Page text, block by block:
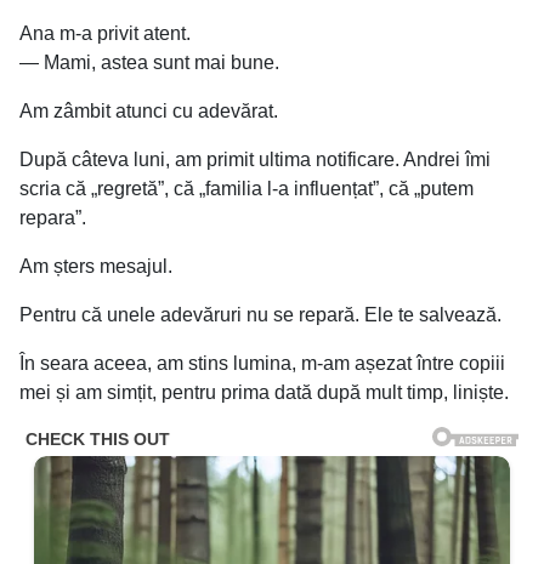
Ana m-a privit atent.
— Mami, astea sunt mai bune.
Am zâmbit atunci cu adevărat.
După câteva luni, am primit ultima notificare. Andrei îmi
scria că „regretă”, că „familia l-a influențat”, că „putem
repara”.
Am șters mesajul.
Pentru că unele adevăruri nu se repară. Ele te salvează.
În seara aceea, am stins lumina, m-am așezat între copiii
mei și am simțit, pentru prima dată după mult timp, liniște.